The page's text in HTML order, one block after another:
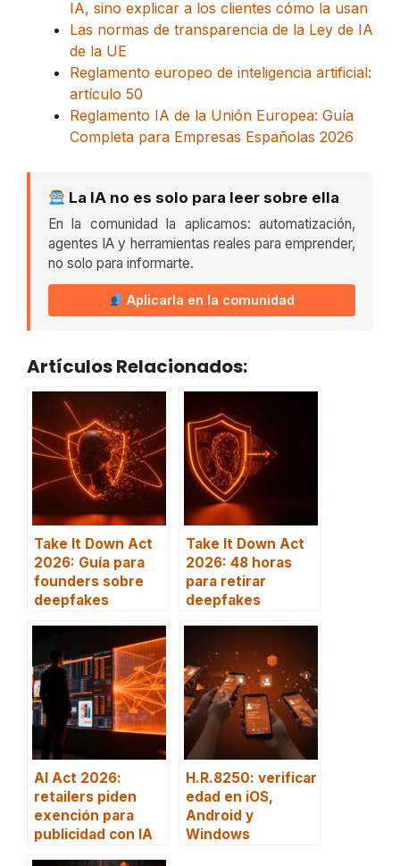
IA, sino explicar a los clientes cómo la usan
Las normas de transparencia de la Ley de IA
de la UE
Reglamento europeo de inteligencia artificial:
artículo 50
Reglamento IA de la Unión Europea: Guía
Completa para Empresas Españolas 2026
La IA no es solo para leer sobre ella
En la comunidad la aplicamos: automatización,
agentes IA y herramientas reales para emprender,
no solo para informarte.
Aplicarla en la comunidad
Artículos Relacionados:
Take It Down Act
2026: Guía para
founders sobre
deepfakes
Take It Down Act
2026: 48 horas
para retirar
deepfakes
AI Act 2026:
retailers piden
exención para
publicidad con IA
H.R.8250: verificar
edad en iOS,
Android y
Windows